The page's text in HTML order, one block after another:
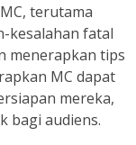
terutama
kesalahan fatal
menerapkan tips
MC dapat
mereka,
bagi audiens.